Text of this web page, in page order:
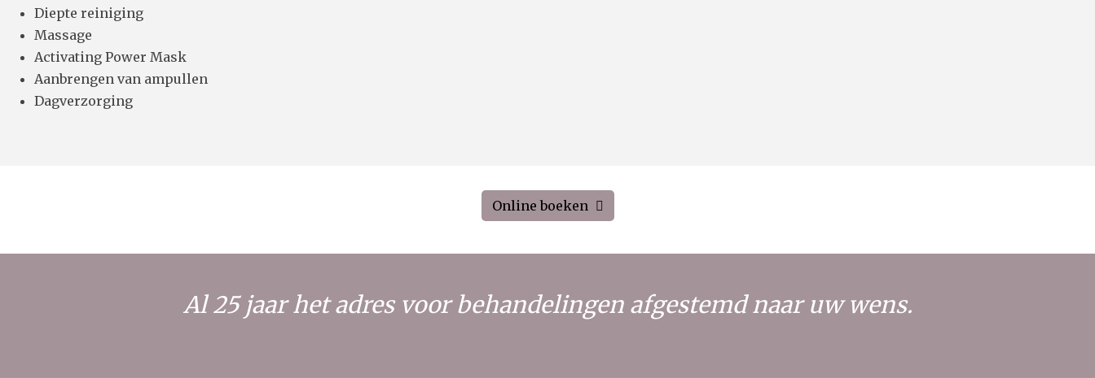
Diepte reiniging
Massage
Activating Power Mask
Aanbrengen van ampullen
Dagverzorging
Online boeken
Al 25 jaar het adres voor behandelingen afgestemd naar uw wens.